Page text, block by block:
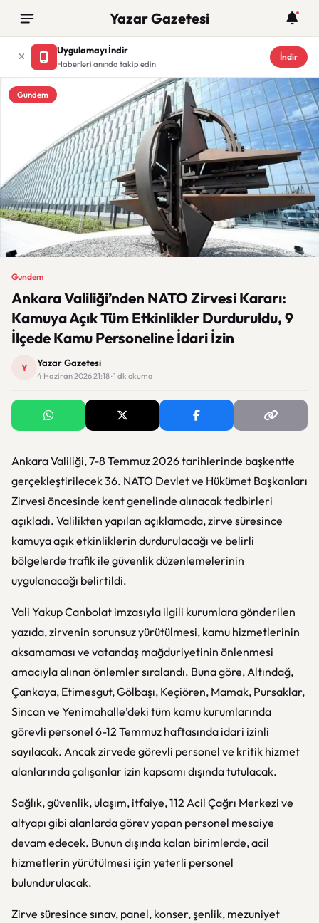
Yazar Gazetesi
Uygulamayı İndir
Haberleri anında takip edin
İndir
Gundem
Gundem
Ankara Valiliği’nden NATO Zirvesi Kararı:
Kamuya Açık Tüm Etkinlikler Durduruldu, 9
İlçede Kamu Personeline İdari İzin
Y Yazar Gazetesi
4 Haziran 2026 21:18 · 1 dk okuma
Ankara Valiliği, 7-8 Temmuz 2026 tarihlerinde başkentte
gerçekleştirilecek 36. NATO Devlet ve Hükümet Başkanları
Zirvesi öncesinde kent genelinde alınacak tedbirleri
açıkladı. Valilikten yapılan açıklamada, zirve süresince
kamuya açık etkinliklerin durdurulacağı ve belirli
bölgelerde trafik ile güvenlik düzenlemelerinin
uygulanacağı belirtildi.
Vali Yakup Canbolat imzasıyla ilgili kurumlara gönderilen
yazıda, zirvenin sorunsuz yürütülmesi, kamu hizmetlerinin
aksamaması ve vatandaş mağduriyetinin önlenmesi
amacıyla alınan önlemler sıralandı. Buna göre, Altındağ,
Çankaya, Etimesgut, Gölbaşı, Keçiören, Mamak, Pursaklar,
Sincan ve Yenimahalle’deki tüm kamu kurumlarında
görevli personel 6-12 Temmuz haftasında idari izinli
sayılacak. Ancak zirvede görevli personel ve kritik hizmet
alanlarında çalışanlar izin kapsamı dışında tutulacak.
Sağlık, güvenlik, ulaşım, itfaiye, 112 Acil Çağrı Merkezi ve
altyapı gibi alanlarda görev yapan personel mesaiye
devam edecek. Bunun dışında kalan birimlerde, acil
hizmetlerin yürütülmesi için yeterli personel
bulundurulacak.
Zirve süresince sınav, panel, konser, şenlik, mezuniyet